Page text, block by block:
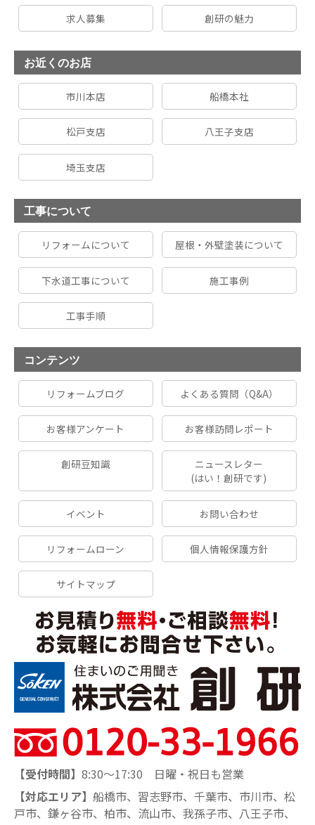
求人募集 創研の魅力
お近くのお店
市川本店 船橋本社
松戸支店 八王子支店
埼玉支店
工事について
リフォームについて 屋根・外壁塗装について
下水道工事について 施工事例
工事手順
コンテンツ
リフォームブログ よくある質問（Q&A）
お客様アンケート お客様訪問レポート
創研豆知識
ニュースレター
(はい！創研です)
イベント お問い合わせ
リフォームローン 個人情報保護方針
サイトマップ
【受付時間】 8:30～17:30 日曜・祝日も営業
【対応エリア】 船橋市、習志野市、千葉市、市川市、松
戸市、鎌ヶ谷市、柏市、流山市、我孫子市、八王子市、